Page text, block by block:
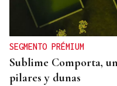
SEGMENTO PRÉMIUM
Sublime Comporta,
pilares y dunas